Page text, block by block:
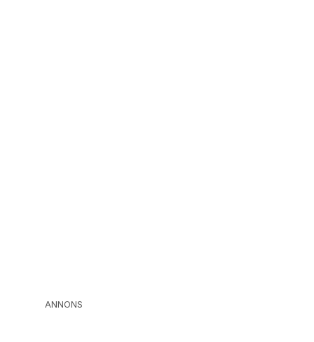
ANNONS